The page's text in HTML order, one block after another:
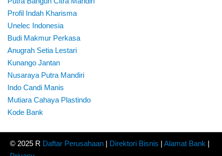
Profil Indah Kharisma
Unelec Indonesia
Budi Makmur Perkasa
Anugrah Setia Lestari
Kunango Jantan
Nusaraya Putra Mandiri
Indo Candi Manis
Mutiara Cahaya Plastindo
Kode Bank
© 2025 R Daftar Perusahaan | Direktori Bisnis | Alamat Bank |